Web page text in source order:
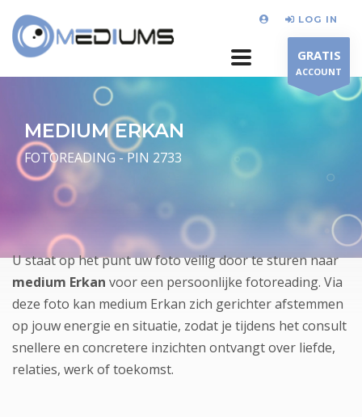
LOG IN
GRATIS
ACCOUNT
MEDIUM ERKAN
FOTOREADING - PIN 2733
U staat op het punt uw foto veilig door te sturen naar
medium Erkan voor een persoonlijke fotoreading. Via
deze foto kan medium Erkan zich gerichter afstemmen
op jouw energie en situatie, zodat je tijdens het consult
snellere en concretere inzichten ontvangt over liefde,
relaties, werk of toekomst.